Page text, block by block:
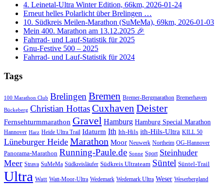
4. Leinetal-Ultra Winter Edition, 66km, 2026-01-24
Erneut helles Polarlicht über Brelingen …
10. Südkreis Meilen-Marathon (SuMeMa), 69km, 2026-01-03
Mein 400. Marathon am 13.12.2025 🎉
Fahrrad- und Lauf-Statistik für 2025
Gnu-Festive 500 – 2025
Fahrrad- und Lauf-Statistik für 2024
Tags
100 Marathon Club BrelingenBremen Bremer-Bergmarathon Bremerhaven
Bückeberg Christian HottasCuxhaven Deister
Fernsehturmmarathon Gravel Hamburg Hamburg Special Marathon
Hannover Harz Heide Ultra Trail Idaturm Ith Ith-Hils ith-Hils-Ultra KILL 50
Lüneburger Heide Marathon Moor Neuwerk Northeim OG-Hannover
Panorama-Marathon Running-Paule.de Sonne Sport Steinhuder
Meer Strava SuMeMa Südkreisläufer Südkreis Ultrateam Süntel Süntel-Trail
Ultra Watt Watt-Moor-Ultra Wedemark Wedemark Ultra Weser Weserbergland